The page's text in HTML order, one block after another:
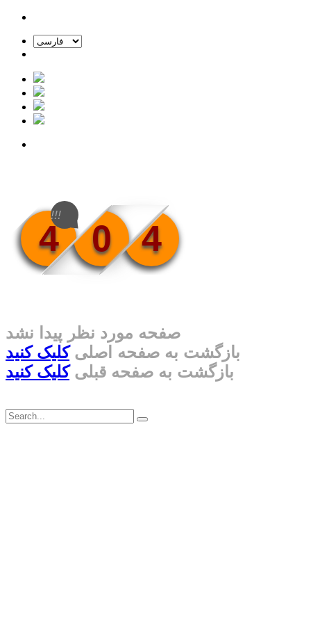
4 0 4
!!!
صفحه مورد نظر پیدا نشد
بازگشت به صفحه اصلیکلیک کنید
بازگشت به صفحه قبلیکلیک کنید